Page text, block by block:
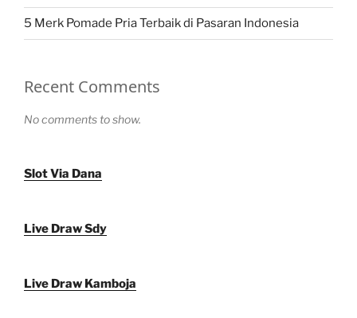
5 Merk Pomade Pria Terbaik di Pasaran Indonesia
Recent Comments
No comments to show.
Slot Via Dana
Live Draw Sdy
Live Draw Kamboja